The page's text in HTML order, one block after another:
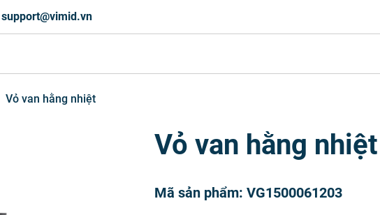
support@vimid.vn
Vỏ van hằng nhiệt
Vỏ van hằng nhiệt
Mã sản phẩm: VG1500061203